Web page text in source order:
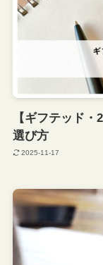
【ギフテッド
選び方
2025-11-17